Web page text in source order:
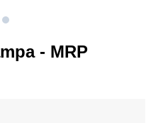
- MRP